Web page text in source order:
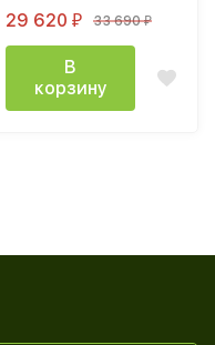
29 620 ₽ 33 690₽
В
корзину